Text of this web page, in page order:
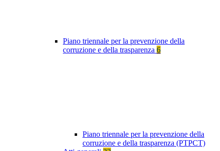
Piano triennale per la prevenzione della
corruzione e della trasparenza 6
Piano triennale per la prevenzione della
corruzione e della trasparenza (PTPCT)